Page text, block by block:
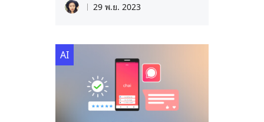
29 พ.ย. 2023
AI